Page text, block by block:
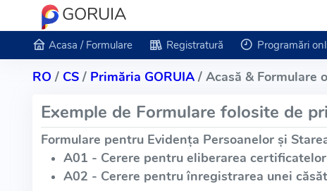
GORUIA
Acasa / Formulare Registratură Programări
RO / CS/ Primăria GORUIA/ Acasă & Formulare
Exemple de Formulare folosite de
Formulare pentru Evidența Persoanelor și
A01 - Cerere pentru eliberarea
A02 - Cerere pentru înregistrarea unei